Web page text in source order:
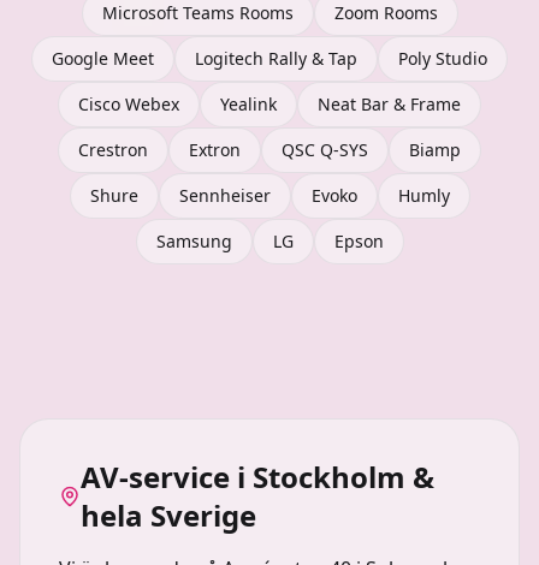
Microsoft Teams Rooms
Zoom Rooms
Google Meet
Logitech Rally & Tap
Poly Studio
Cisco Webex
Yealink
Neat Bar & Frame
Crestron
Extron QSC Q-SYS
Biamp
Shure
Sennheiser Evoko
Humly
Samsung
LG Epson
AV-service i Stockholm &
hela Sverige